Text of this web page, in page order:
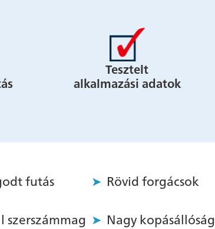
Tesztelt
alkalmazási adatok
futás Rövid forgácsok
szerszámmag Nagy kopásállóság